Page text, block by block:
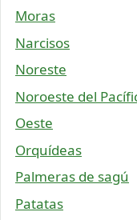
Moras
Narcisos
Noreste
Noroeste del
Oeste
Orquídeas
Palmeras de sagú
Patatas